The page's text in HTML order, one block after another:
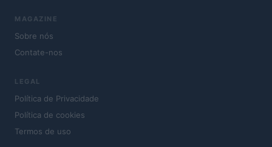
MAGAZINE
Sobre nós
Contate-nos
LEGAL
Política de Privacidade
Política de cookies
Termos de uso